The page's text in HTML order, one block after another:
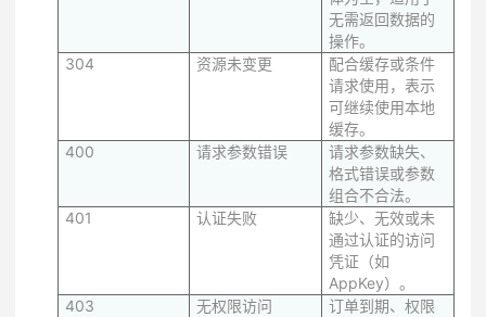
无需返回数据的
操作。
304
资源未变更
配合缓存或条件
请求使用，表示
可继续使用本地
缓存。
400
请求参数错误
请求参数缺失、
格式错误或参数
组合不合法。
401
认证失败
缺少、无效或未
通过认证的访问
凭证（如
AppKey）。
403
无权限访问
订单到期、权限